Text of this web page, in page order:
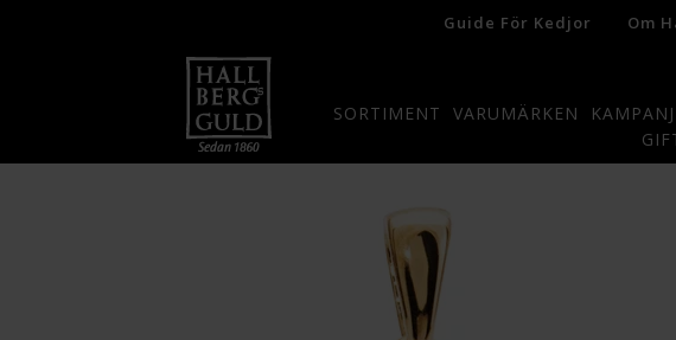
Guide För Kedjor Om
SORTIMENT VARUMÄRKEN KAMPANJ